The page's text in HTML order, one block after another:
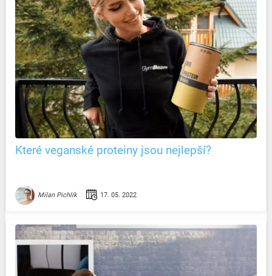
Které veganské proteiny jsou nejlepší?
Milan Pichlík 17. 05. 2022